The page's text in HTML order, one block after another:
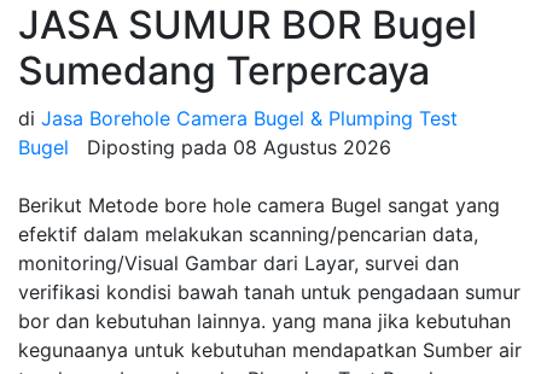
JASA SUMUR BOR Bugel
Sumedang Terpercaya
di Jasa Borehole Camera Bugel & Plumping Test
Bugel
Diposting pada 08 Agustus 2026
Berikut Metode bore hole camera Bugel sangat yang
efektif dalam melakukan scanning/pencarian data,
monitoring/Visual Gambar dari Layar, survei dan
verifikasi kondisi bawah tanah untuk pengadaan sumur
bor dan kebutuhan lainnya. yang mana jika kebutuhan
kegunaanya untuk kebutuhan mendapatkan Sumber air